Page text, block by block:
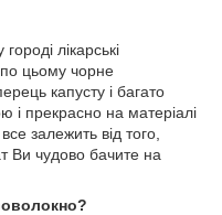
лікарські
цьому чорне
капусту і багато
і прекрасно на матеріалі
залежить від того,
Ви чудово бачите на